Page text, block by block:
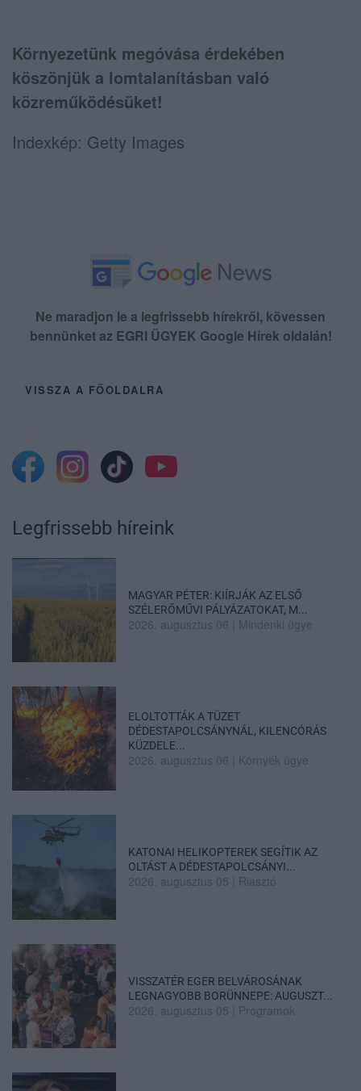
Környezetünk megóvása érdekében
köszönjük a lomtalanításban való
közreműködésüket!
Indexkép: Getty Images
Ne maradjon le a legfrissebb hírekről, kövessen
bennünket az EGRI ÜGYEK Google Hírek oldalán!
VISSZA A FŐOLDALRA
Legfrissebb híreink
MAGYAR PÉTER: KIÍRJÁK AZ ELSŐ
SZÉLERŐMŰVI PÁLYÁZATOKAT, M...
2026. augusztus 06 Mindenki ügye
ELOLTOTTÁK A TÜZET
DÉDESTAPOLCSÁNYNÁL, KILENCÓRÁS
KÜZDELE...
2026. augusztus 06 Környék ügye
KATONAI HELIKOPTEREK SEGÍTIK AZ
OLTÁST A DÉDESTAPOLCSÁNYI...
2026. augusztus 05 Riasztó
VISSZATÉR EGER BELVÁROSÁNAK
LEGNAGYOBB BORÜNNEPE: AUGUSZT...
2026. augusztus 05 Programok